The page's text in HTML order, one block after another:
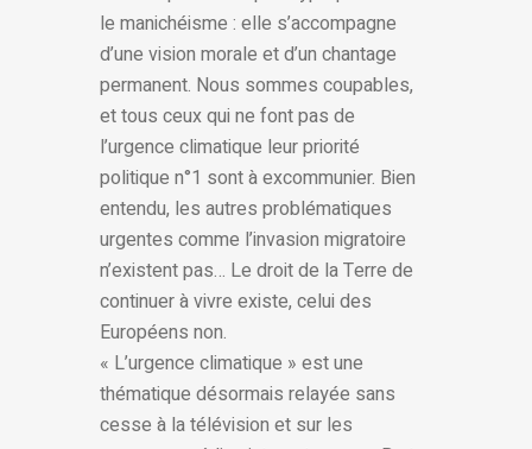
le manichéisme : elle s’accompagne
d’une vision morale et d’un chantage
permanent. Nous sommes coupables,
et tous ceux qui ne font pas de
l’urgence climatique leur priorité
politique n°1 sont à excommunier. Bien
entendu, les autres problématiques
urgentes comme l’invasion migratoire
n’existent pas… Le droit de la Terre de
continuer à vivre existe, celui des
Européens non.
« L’urgence climatique » est une
thématique désormais relayée sans
cesse à la télévision et sur les